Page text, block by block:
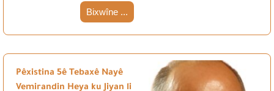
Bixwîne ...
Pêxistina 5ê Tebaxê Nayê
Vemirandin Heya ku Jiyan li